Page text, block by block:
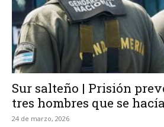
Sur salteño | Prisión
tres hombres que se
24 de marzo, 2026